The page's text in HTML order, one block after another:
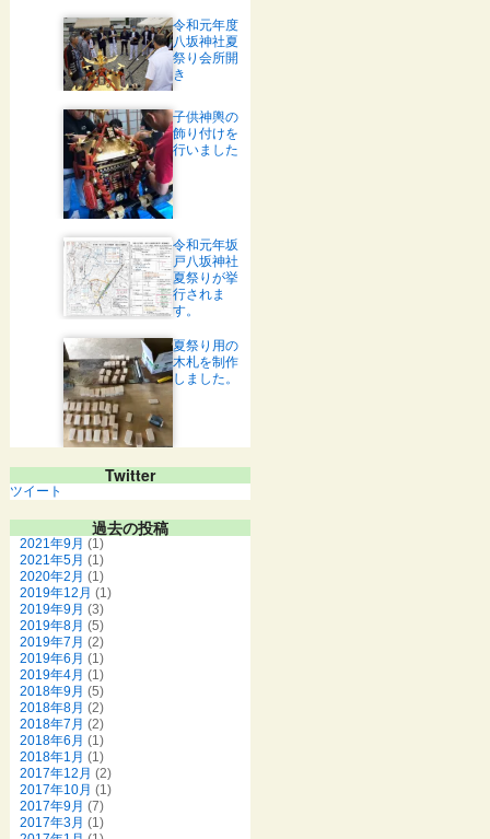
令和元年度
八坂神社夏
祭り会所開
き
子供神輿の
飾り付けを
行いました
令和元年坂
戸八坂神社
夏祭りが挙
行されま
す。
夏祭り用の
木札を制作
しました。
Twitter
ツイート
過去の投稿
2021年9月 (1)
2021年5月 (1)
2020年2月 (1)
2019年12月 (1)
2019年9月 (3)
2019年8月 (5)
2019年7月 (2)
2019年6月 (1)
2019年4月 (1)
2018年9月 (5)
2018年8月 (2)
2018年7月 (2)
2018年6月 (1)
2018年1月 (1)
2017年12月 (2)
2017年10月 (1)
2017年9月 (7)
2017年3月 (1)